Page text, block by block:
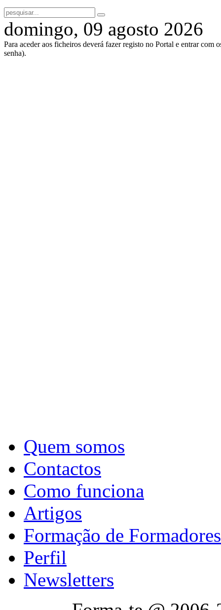
domingo, 09 agosto 2026
Para aceder aos ficheiros deverá fazer registo no Portal e entrar com
senha).
Quem somos
Contactos
Como funciona
Artigos
Formação de Formadores
Perfil
Newsletters